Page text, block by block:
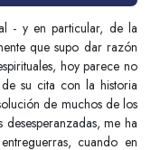
- y en particular, de la
que supo dar razón
hoy parece no
su cita con la historia
de muchos de los
me ha
cuando en